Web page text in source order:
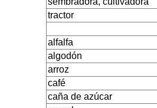
tractor
alfalfa
algodón
arroz
café
caña de azúcar